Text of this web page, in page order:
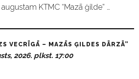
KTMC “Mazā ģilde” …
VECRĪGĀ – MAZĀS ĢILDES DĀRZĀ”
2026. plkst. 17:00